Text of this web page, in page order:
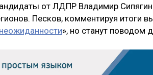
от ЛДПР Владимир
Песков, комментируя итоги
», но станут поводом